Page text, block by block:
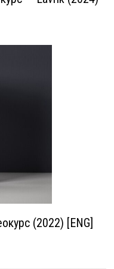
(2022) [ENG]